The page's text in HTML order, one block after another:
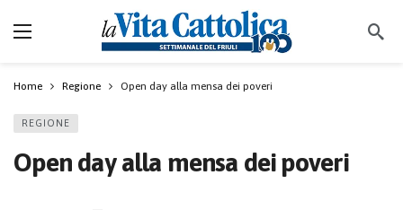
Home Regione Open day alla mensa dei poveri
REGIONE
Open day alla mensa dei poveri